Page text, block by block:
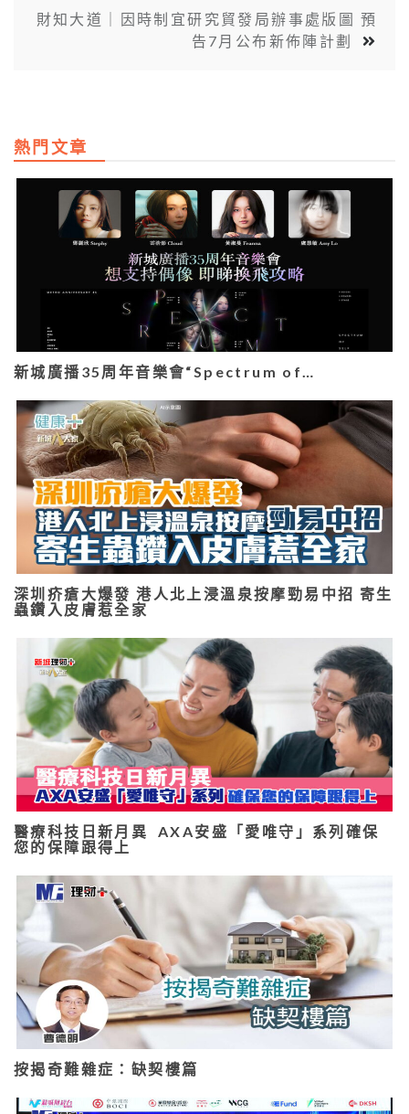
財知大道｜因時制宜研究貿發局辦事處版圖 預
告7月公布新佈陣計劃
熱門文章
新城廣播35周年音樂會“Spectrum of…
深圳疥瘡大爆發 港人北上浸溫泉按摩勁易中招 寄生
蟲鑽入皮膚惹全家
醫療科技日新月異 AXA安盛「愛唯守」系列確保
您的保障跟得上
按揭奇難雜症：缺契樓篇